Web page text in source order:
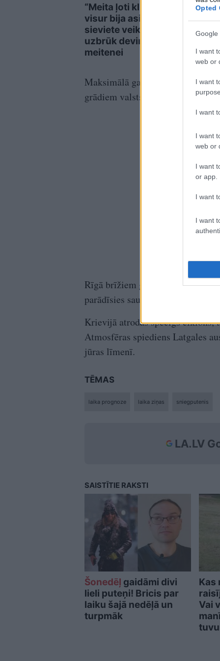
Opted
Google
I want
web or
I want
I want
I want
web or
I want
or app.
I want
I want
“Meita ļoti kliedza,
visur bija asinis!” Sveša
sieviete veikalā brutāli
uzbrūk deviņgadīgai
meitenei
Maksimālā gaisa temperatūra
grādiem valsts ziemeļaustrumos.
Rīgā brīžiem gaidāms sniegs un
parādīsies saule un gaisa
Krievijā atrodas spēcīgs ciklons,
Atmosfēras spiediens Latgales
jūras līmenī.
TĒMAS
laika prognoze laika ziņas sniegputenis
LA.LV
SAISTĪTIE RAKSTI
Šonedēļ gaidāmi divi
lieli puteņi! Bricis par
laiku šajā nedēļā un
turpmāk
Kas
Vai